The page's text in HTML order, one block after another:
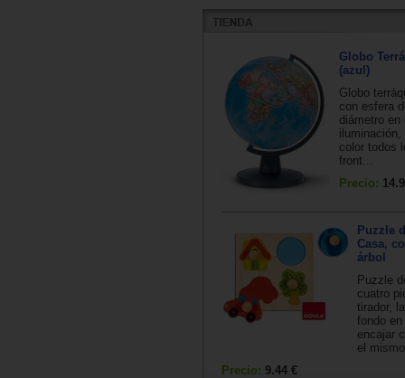
Globo
(azul)
Globo
con esfera
diámetro
iluminación,
color todos
front...
Precio:
Puzzle
Casa,
árbol
Puzzle
cuatro
tirador,
fondo
encajar
el
Precio: 9.44 €